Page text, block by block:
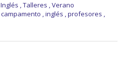
Inglés ,Talleres ,Verano
campamento ,inglés ,profesores ,